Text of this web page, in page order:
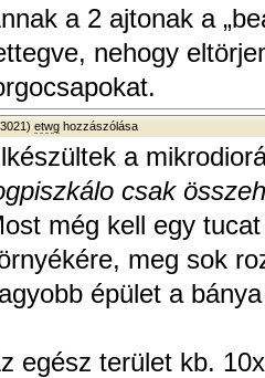
a 2 ajtonak a
nehogy
etwg hozzászólása
a
csak
még kell egy
meg sok
épület a
egész terület kb.